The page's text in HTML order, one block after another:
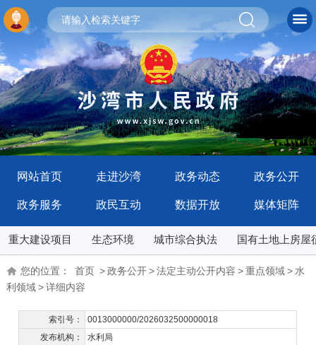
网站首页 走进沙湾 政务动态 政务公开
政务服务 政民互动 数据开放 媒体矩阵
重大建设项目 生态环境 城市综合执法 国有土地上房屋
您的位置： 首页 >政务公开>法定主动公开内容 >重点领域> 水
利领域>详细内容
索引号：
0013000000/2026032500000018
发布机构：
水利局